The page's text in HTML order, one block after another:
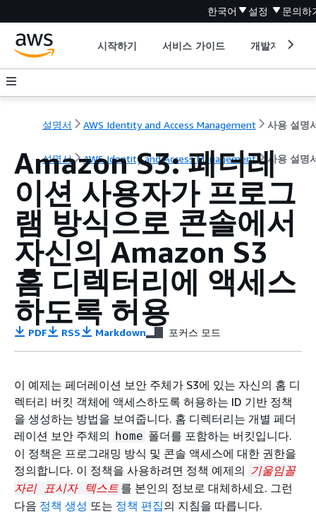
한국어 설정 문의하
시작하기 서비스 가이드 개발자 도구
설명서 AWS Identity and Access Management 사용 설명
설명서 AWS Identity and Access Management 사용 설명
Amazon S3: 페더레
이션 사용자가 프로그
램 방식으로 콘솔에서
자신의 Amazon S3
홈 디렉터리에 액세스
하도록 허용
PDF RSS Markdown 포커스 모드
이 예제는 페더레이션 보안 주체가 S3에 있는 자신의 홈 디
렉터리 버킷 객체에 액세스하도록 허용하는 ID 기반 정책
을 생성하는 방법을 보여줍니다. 홈 디렉터리는 개별 페더
레이션 보안 주체의 home 폴더를 포함하는 버킷입니다.
이 정책은 프로그래밍 방식 및 콘솔 액세스에 대한 권한을
정의합니다. 이 정책을 사용하려면 정책 예제의 기울임꼴
자리 표시자 텍스트 를 본인의 정보로 대체하세요. 그런
다음 정책 생성 또는 정책 편집의 지침을 따릅니다.